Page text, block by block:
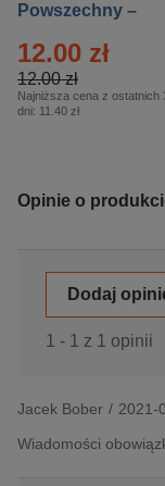
Powszechny –
12.00 zł
12.00 zł
Najniższa cena z ostatnich
dni: 11.40 zł
Opinie o
Dodaj
1 - 1 z 1 opinii
Jacek Bober / 2021-
Wiadomości